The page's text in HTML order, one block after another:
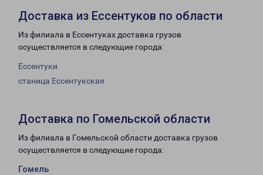
Доставка из Ессентуков по области
Из филиала в Ессентуках доставка грузов
осуществляется в следующие города:
Ессентуки
станица Ессентукская
Доставка по Гомельской области
Из филиала в Гомельской области доставка грузов
осуществляется в следующие города:
Гомель